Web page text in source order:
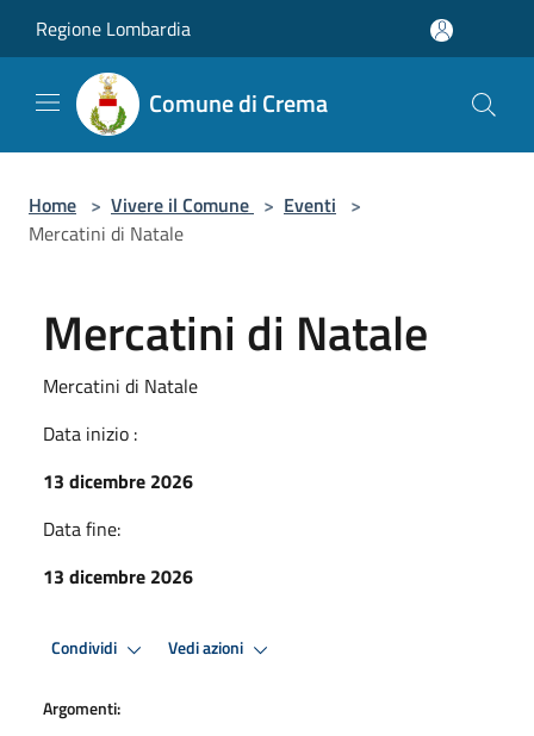
Regione Lombardia
Comune di Crema
Home > Vivere il Comune > Eventi >
Mercatini di Natale
Mercatini di Natale
Mercatini di Natale
Data inizio :
13 dicembre 2026
Data fine:
13 dicembre 2026
Condividi Vedi azioni
Argomenti: